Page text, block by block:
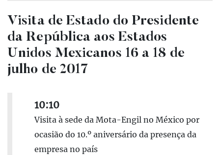
Visita de Estado do Presidente
da República aos Estados
Unidos Mexicanos 16 a 18 de
julho de 2017
10:10
Visita à sede da Mota-Engil no México por
ocasião do 10.º aniversário da presença da
empresa no país